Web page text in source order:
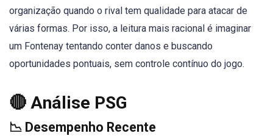
organização quando o rival tem qualidade para atacar de
várias formas. Por isso, a leitura mais racional é imaginar
um Fontenay tentando conter danos e buscando
oportunidades pontuais, sem controle contínuo do jogo.
🔴 Análise PSG
📉 Desempenho Recente